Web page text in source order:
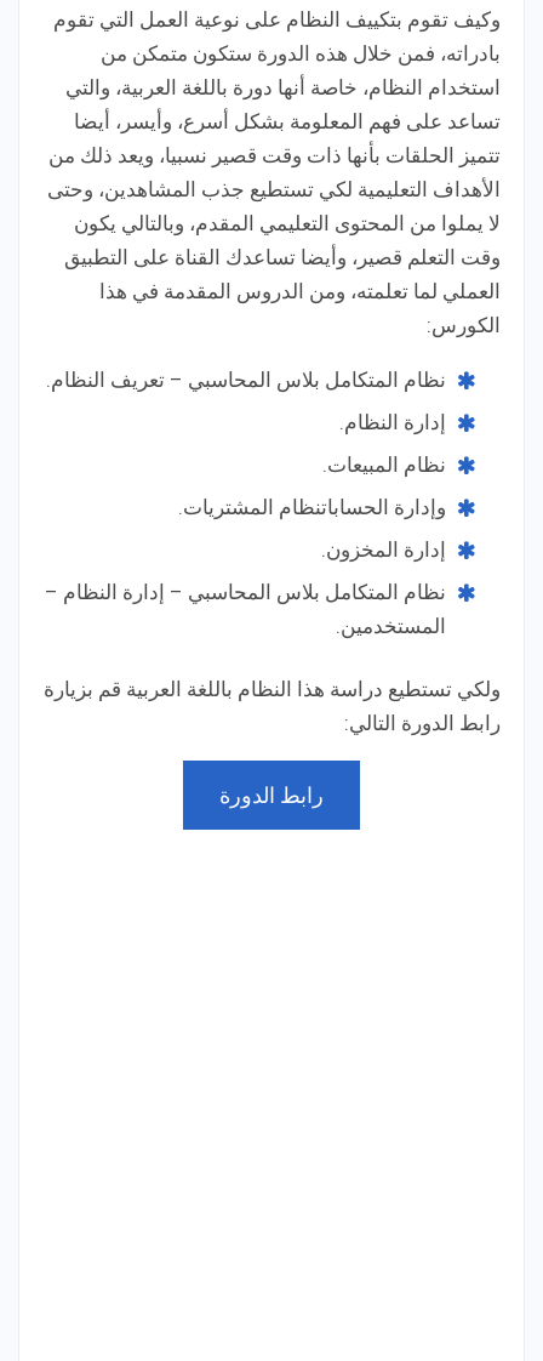
وكيف تقوم بتكييف النظام على نوعية العمل التي تقوم
بادراته، فمن خلال هذه الدورة ستكون متمكن من
استخدام النظام، خاصة أنها دورة باللغة العربية، والتي
تساعد على فهم المعلومة بشكل أسرع، وأيسر، أيضا
تتميز الحلقات بأنها ذات وقت قصير نسبيا، ويعد ذلك من
الأهداف التعليمية لكي تستطيع جذب المشاهدين، وحتى
لا يملوا من المحتوى التعليمي المقدم، وبالتالي يكون
وقت التعلم قصير، وأيضا تساعدك القناة على التطبيق
العملي لما تعلمته، ومن الدروس المقدمة في هذا
الكورس:
نظام المتكامل بلاس المحاسبي – تعريف النظام.
إدارة النظام.
نظام المبيعات.
وإدارة الحساباتنظام المشتريات.
إدارة المخزون.
نظام المتكامل بلاس المحاسبي – إدارة النظام –
المستخدمين.
ولكي تستطيع دراسة هذا النظام باللغة العربية قم بزيارة
رابط الدورة التالي:
رابط الدورة